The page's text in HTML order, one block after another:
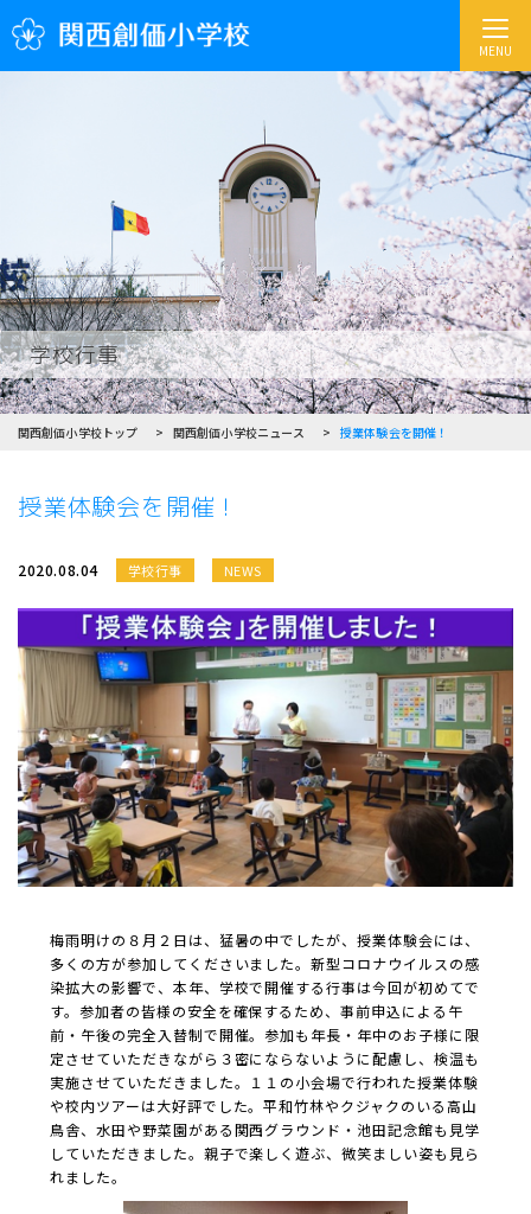
MENU
学校行事
関西創価小学校トップ 関西創価小学校ニュース 授業体験会を開催！
授業体験会を開催！
2020.08.04 学校行事 NEWS
梅雨明けの８月２日は、猛暑の中でしたが、授業体験会には、
多くの方が参加してくださいました。新型コロナウイルスの感
染拡大の影響で、本年、学校で開催する行事は今回が初めてで
す。参加者の皆様の安全を確保するため、事前申込による午
前・午後の完全入替制で開催。参加も年長・年中のお子様に限
定させていただきながら３密にならないように配慮し、検温も
実施させていただきました。１１の小会場で行われた授業体験
や校内ツアーは大好評でした。平和竹林やクジャクのいる高山
鳥舎、水田や野菜園がある関西グラウンド・池田記念館も見学
していただきました。親子で楽しく遊ぶ、微笑ましい姿も見ら
れました。